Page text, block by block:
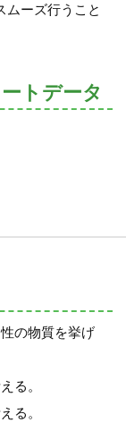
ムーズ行うこと
トデータ
の物質を挙げ
る。
る。